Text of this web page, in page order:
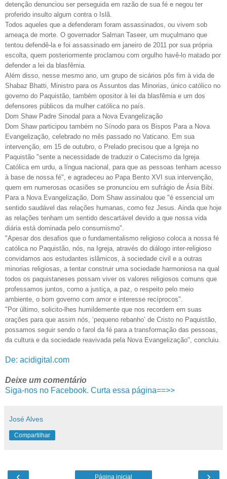
detenção denunciou ser perseguida em razão de sua fé e negou ter
proferido insulto algum contra o Islã.
Todos aqueles que a defenderam foram assassinados, ou vivem sob
ameaça de morte. O governador Salman Taseer, um muçulmano que
tentou defendê-la e foi assassinado em janeiro de 2011 por sua própria
escolta, quem posteriormente proclamou com orgulho havê-lo matado por
defender a lei da blasfêmia.
Além disso, nesse mesmo ano, um grupo de sicários pôs fim à vida de
Shabaz Bhatti, Ministro para os Assuntos das Minorias, único católico no
governo do Paquistão, também opositor à lei da blasfêmia e um dos
defensores públicos da mulher católica no país.
Dom Shaw Padre Sinodal para a Nova Evangelização
Dom Shaw participou também no Sínodo para os Bispos Para a Nova
Evangelização, celebrado no mês passado no Vaticano. Em sua
intervenção, em 15 de outubro, o Prelado precisou que a Igreja no
Paquistão "sente a necessidade de traduzir o Catecismo da Igreja
Católica em urdu, a língua nacional, para que as pessoas tenham acesso
à base de nossa fé", e agradeceu ao Papa Bento XVI sua intervenção,
quem em numerosas ocasiões se pronunciou em sufrágio de Ásia Bibi.
Para a Nova Evangelização, Dom Shaw assinalou que "é essencial um
sentido saudável das relações humanas, como fez Jesus. Ainda que hoje
as relações tenham um sentido descartável devido a que nossa vida
diária está dominada pelo consumismo".
"Apesar dos desafios que o fundamentalismo religioso coloca a nossa fé
católica no Paquistão, nós, na Igreja, através do diálogo inter-religioso
convidamos aos estudantes islâmicos, à sociedade civil e a outras
minorias religiosas, a tentar construir uma sociedade harmoniosa na qual
todos os paquistaneses possam viver os valores religiosos comuns que
professamos juntos, como a justiça, a paz, o respeito pelo meio
ambiente, o bom governo com amor e interesse recíprocos".
"Por último, solicito-lhes humildemente que nos recordem em suas
orações para que assim nós, ‘pequeno rebanho’ de Cristo no Paquistão,
possamos seguir sendo o farol da fé para a transformação das pessoas,
da cultura e da sociedade reavivada pela Nova Evangelização", concluiu.
De: acidigital.com
Deixe um comentário
Siga-nos no Facebook. Curta essa página==>>
José Alves
Compartilhar
Página inicial